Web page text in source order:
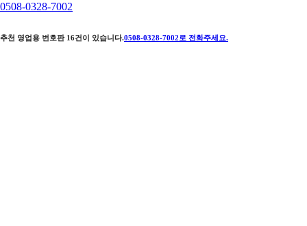
0508-0328-7002
추천 영업용 번호판 16건이 있습니다.0508-0328-7002 로 전화주세요.